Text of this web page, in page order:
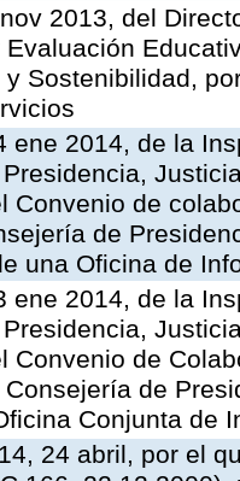
2013, del
Sostenibilidad,
ene 2014, de la
Convenio de
de
una Oficina de
ene 2014, de la
Convenio de
de
Conjunta de
24 abril, por el